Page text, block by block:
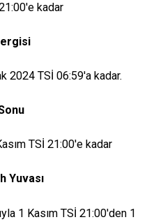
kadar
2024 TSİ 06:59'a kadar.
TSİ 21:00'e kadar
Yuvası
1 Kasım TSİ 21:00'den 1